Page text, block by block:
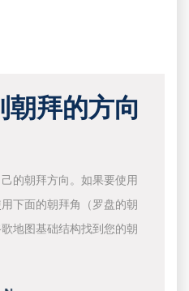
朝拜的方向
的朝拜方向。如果要使用
下面的朝拜角（罗盘的朝
地图基础结构找到您的朝